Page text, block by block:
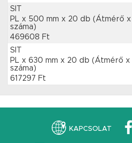
SIT
PL x 500 mm x 20 db (Átmérő x
száma)
469608 Ft
SIT
PL x 630 mm x 20 db (Átmérő x
száma)
617297 Ft
KAPCSOLAT